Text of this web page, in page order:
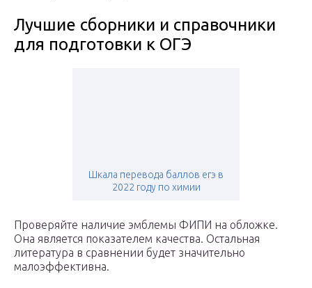
Лучшие сборники и справочники
для подготовки к ОГЭ
Шкала перевода баллов егэ в
2022 году по химии
Проверяйте наличие эмблемы ФИПИ на обложке.
Она является показателем качества. Остальная
литература в сравнении будет значительно
малоэффективна.